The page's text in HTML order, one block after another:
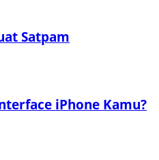
Satpam
iPhone Kamu?